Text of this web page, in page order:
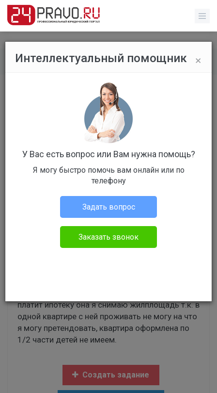
Все вопросы / Гражданское право
Без названия
Вопрос уже решен
платит ипотеку она я снимаю жилплощадь т.к. в
одной квартире с ней проживать не могу на что
я могу претендовать, квартира оформлена по
1/2 части детей не имеем.
Создать задание
×
Интеллектуальный помощник
У Вас есть вопрос или Вам нужна помощь?
Я могу быстро помочь вам онлайн или по
телефону
Задать вопрос
Заказать звонок